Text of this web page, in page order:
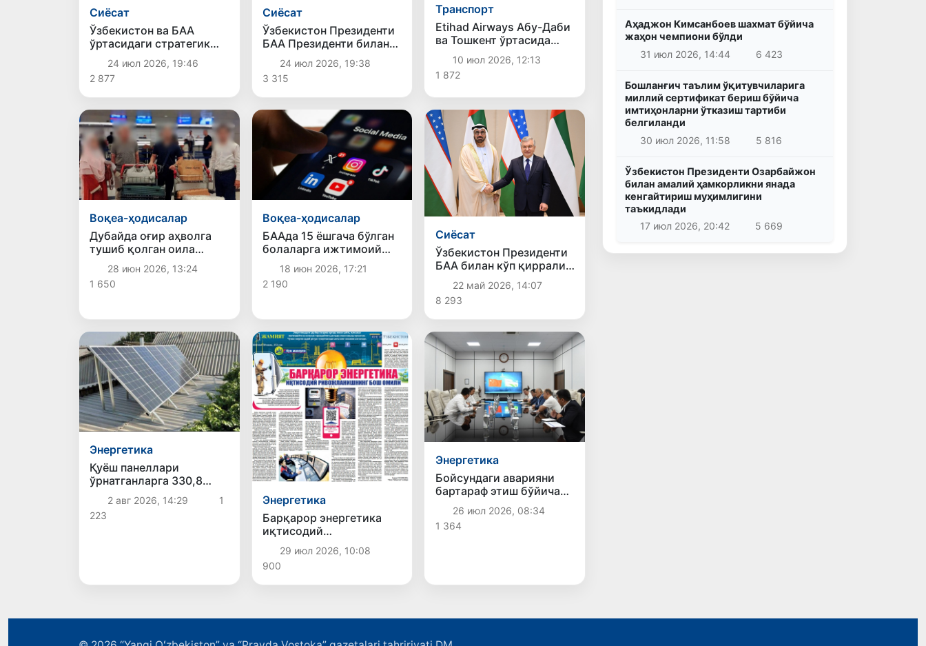
Сиёсат
Ўзбекистон ва БАА
ўртасидаги стратегик
шериклик
муносабатларини янада
мустаҳкамлаш
масалалари муҳокама
қилинди
24 июл 2026, 19:46
2 877
Сиёсат
Ўзбекистон Президенти
БАА Президенти билан
телефон орқали мулоқот
қилди
24 июл 2026, 19:38
3 315
Транспорт
Etihad Airways Абу-Даби
ва Тошкент ўртасида
кунлик авиақатновларни
йўлга қўяди
10 июл 2026, 12:13
1 872
Воқеа-ҳодисалар
Дубайда оғир аҳволга
тушиб қолган оила
Ўзбекистонга
қайтарилди
28 июн 2026, 13:24
1 650
Воқеа-ҳодисалар
БААда 15 ёшгача бўлган
болаларга ижтимоий
тармоқлардан
фойдаланиш тақиқланди
18 июн 2026, 17:21
2 190
Сиёсат
Ўзбекистон Президенти
БАА билан кўп қиррали
ҳамкорликни янада
ривожлантириш
муҳимлигини
таъкидлади
22 май 2026, 14:07
8 293
Энергетика
Қуёш панеллари
ўрнатганларга 330,8
млрд сўмдан зиёд
субсидия берилган
2 авг 2026, 14:29
1
223
Энергетика
Барқарор энергетика
иқтисодий
ривожланишнинг бош
омили
29 июл 2026, 10:08
900
Энергетика
Бойсундаги аварияни
бартараф этиш бўйича
навбатдаги муҳим қадам
ташланмоқда
26 июл 2026, 08:34
1 364
Аҳаджон Кимсанбоев шахмат бўйича
жаҳон чемпиони бўлди
31 июл 2026, 14:44
6 423
Бошланғич таълим ўқитувчиларига
миллий сертификат бериш бўйича
имтиҳонларни ўтказиш тартиби
белгиланди
30 июл 2026, 11:58
5 816
Ўзбекистон Президенти Озарбайжон
билан амалий ҳамкорликни янада
кенгайтириш муҳимлигини
таъкидлади
17 июл 2026, 20:42
5 669